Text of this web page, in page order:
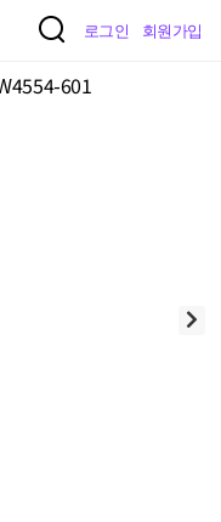
로그인 회원가입